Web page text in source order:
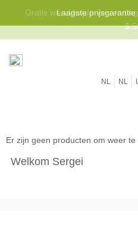
Laagste
Gratis wereldwijde
$
NL NL
Welkom Sergei
Er zijn geen producten om weer te